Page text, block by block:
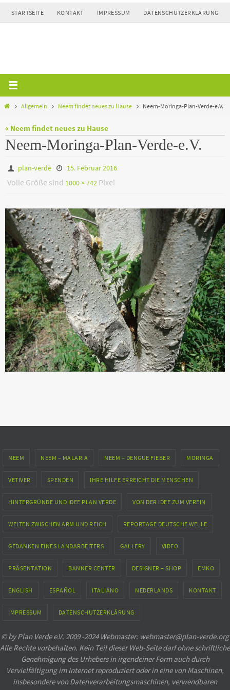
Zum
Inhalt
STARTSEITE KONTAKT IMPRESSUM DATENSCHUTZERKLÄRUNG
HomeAllgemein Neem findet neues zu Hause Neem-Moringa-Plan-Verde-e.V.
« Neem findet neues zu Hause
Neem-Moringa-Plan-Verde-e.V.
plan-verde 15. Februar 2016
Volle Größe sind 1000 × 742 Pixel
NEEM NEEM – MALARIA NEEM – DENGUE FIEBER MORINGA
VETIVER SPENDEN IHRE HILFE ERREICHT DIE MENSCHEN
HINTERGRÜNDE UND IDEE PLAN VERDE VON DER IDEE ZUM VEREIN
WELTEN ZWISCHEN ARM UND REICH REPORTAGE DEUTSCHE WELLE
GEDANKEN EINES LANDARBEITERS GALLERY VIDEO
PRÄSENTATION BANNER CENTER DESIGNER – SHOP EMKO
ENGLISH ESPAÑOL ITALIANO NEDERLANDS KONTAKT
IMPRESSUM DATENSCHUTZERKLÄRUNG
© by Plan Verde e.V. 2009 -2024 Webmaster: webmaster@plan-verde.org
Alle Rechte vorbehalten. Kein Teil dieser Web-Seite darf ohne schriftliche
Genehmigung des Urhebers in irgendeiner Form auch durch
Vervielfältigung im Internet reproduziert oder in eine von Maschinen,
insbesondere von Datenverarbeitungsmaschinen, verwendbaren